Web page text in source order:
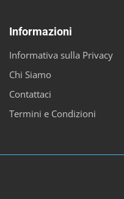
Informazioni
Informativa sulla Privacy
Chi Siamo
Contattaci
Termini e Condizioni